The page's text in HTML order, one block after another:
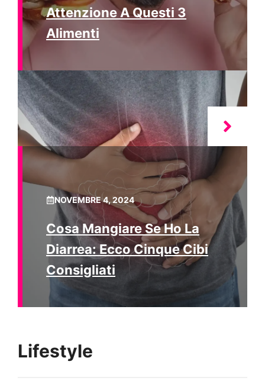
Attenzione A Questi 3
Alimenti
NOVEMBRE 4, 2024
Cosa Mangiare Se Ho La
Diarrea: Ecco Cinque Cibi
Consigliati
Lifestyle